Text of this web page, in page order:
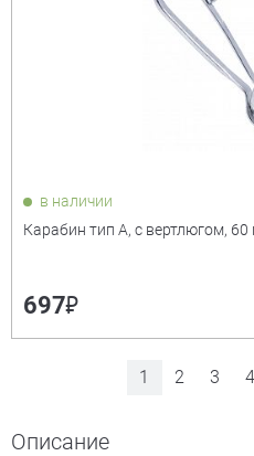
в наличии
Карабин тип А, с вертлюгом,
697₽
1 2 3 4
Описание